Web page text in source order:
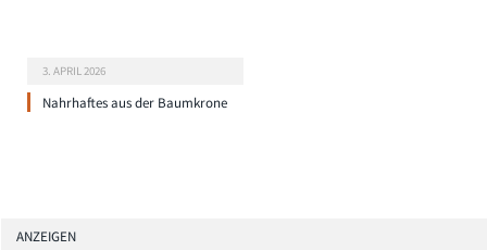
3. APRIL 2026
Nahrhaftes aus der Baumkrone
ANZEIGEN